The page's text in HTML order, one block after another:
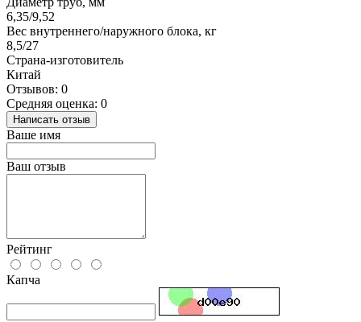
6,35/9,52
Вес внутреннего/наружного блока, кг
8,5/27
Страна-изготовитель
Китай
Отзывов: 0
Средняя оценка: 0
Написать отзыв
Ваше имя
Ваш отзыв
Рейтинг
Капча